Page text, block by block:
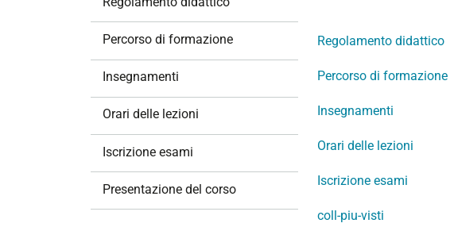
Regolamento didattico
Percorso di formazione
Insegnamenti
Orari delle lezioni
Iscrizione esami
coll-piu-visti
Percorso di formazione
Insegnamenti
Orari delle lezioni
Iscrizione esami
Presentazione del corso